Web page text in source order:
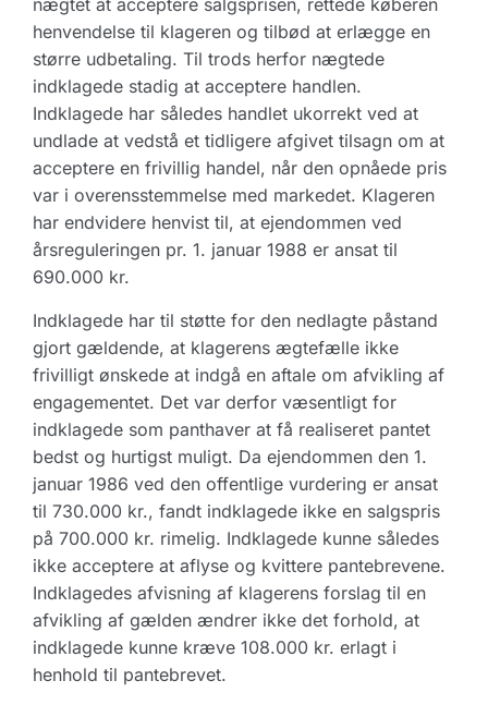
nægtet at acceptere salgsprisen, rettede køberen
henvendelse til klageren og tilbød at erlægge en
større udbetaling. Til trods herfor nægtede
indklagede stadig at acceptere handlen.
Indklagede har således handlet ukorrekt ved at
undlade at vedstå et tidligere afgivet tilsagn om at
acceptere en frivillig handel, når den opnåede pris
var i overensstemmelse med markedet. Klageren
har endvidere henvist til, at ejendommen ved
årsreguleringen pr. 1. januar 1988 er ansat til
690.000 kr.
Indklagede har til støtte for den nedlagte påstand
gjort gældende, at klagerens ægtefælle ikke
frivilligt ønskede at indgå en aftale om afvikling af
engagementet. Det var derfor væsentligt for
indklagede som panthaver at få realiseret pantet
bedst og hurtigst muligt. Da ejendommen den 1.
januar 1986 ved den offentlige vurdering er ansat
til 730.000 kr., fandt indklagede ikke en salgspris
på 700.000 kr. rimelig. Indklagede kunne således
ikke acceptere at aflyse og kvittere pantebrevene.
Indklagedes afvisning af klagerens forslag til en
afvikling af gælden ændrer ikke det forhold, at
indklagede kunne kræve 108.000 kr. erlagt i
henhold til pantebrevet.